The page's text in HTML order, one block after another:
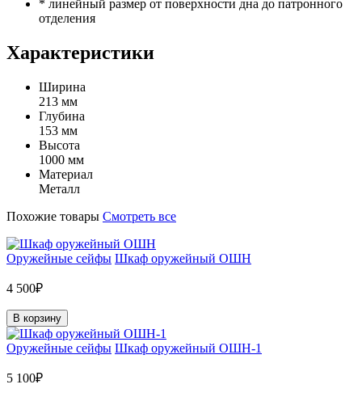
* линейный размер от поверхности дна до патронного
отделения
Характеристики
Ширина
213 мм
Глубина
153 мм
Высота
1000 мм
Материал
Металл
Похожие товары Смотреть все
Оружейные сейфы Шкаф оружейный ОШН
4 500₽
В корзину
Оружейные сейфы Шкаф оружейный ОШН-1
5 100₽